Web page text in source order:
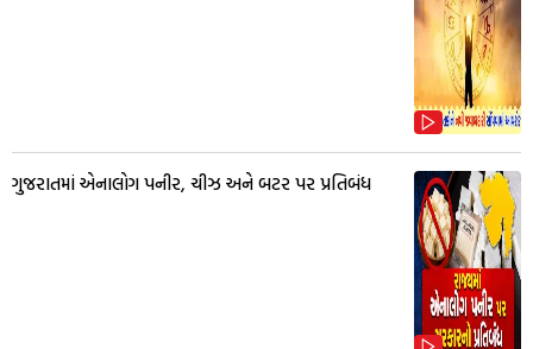
ગુજરાતમાં એનાલોગ પનીર, ચીઝ અને બટર પર પ્રતિબંધ